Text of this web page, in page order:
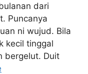
dari
Puncanya
ni wujud. Bila
kecil tinggal
bergelut. Duit